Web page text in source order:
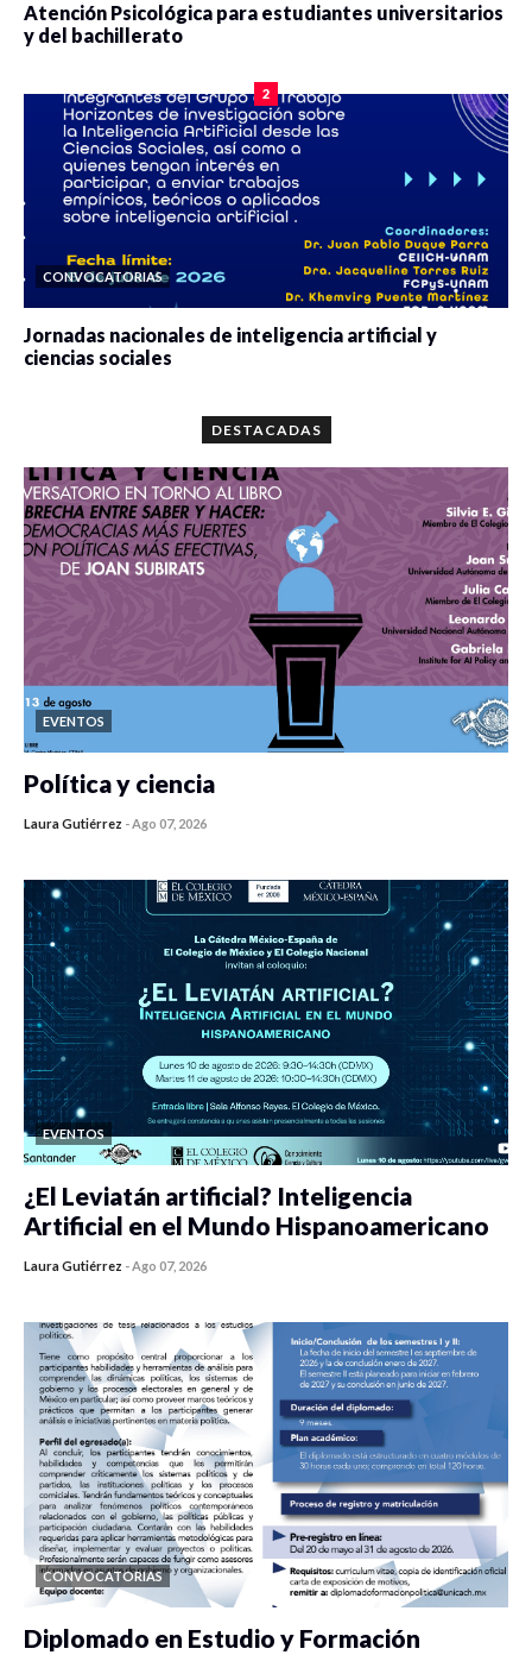
Atención Psicológica para estudiantes universitarios
y del bachillerato
2
CONVOCATORIAS
Jornadas nacionales de inteligencia artificial y
ciencias sociales
DESTACADAS
EVENTOS
Política y ciencia
Laura Gutiérrez -Ago 07, 2026
EVENTOS
¿El Leviatán artificial? Inteligencia
Artificial en el Mundo Hispanoamericano
Laura Gutiérrez -Ago 07, 2026
CONVOCATORIAS
Diplomado en Estudio y Formación